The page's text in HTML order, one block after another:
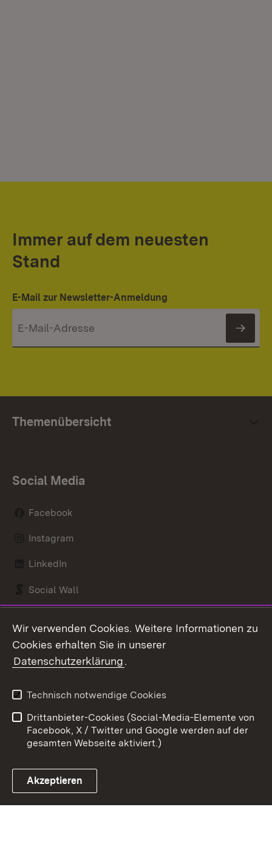
Immer auf dem neuesten
Stand
E-Mail zur Newsletter-Anmeldung
Themenübersicht
Social Media
Facebook
Instagram
LinkedIn
Social Wall
Link zum Landesportal
Kontakt
Barrierefreiheit
Impressum
Cookies
Wir verwenden Cookies. Weitere Informationen zu
Cookies erhalten Sie in unserer
Datenschutzerklärung.
Technisch notwendige Cookies
Drittanbieter-Cookies (Social-Media-Elemente von
Facebook, X / Twitter und Google werden auf der
gesamten Webseite aktiviert.)
Akzeptieren